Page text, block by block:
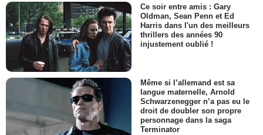
Ce soir entre amis : Gary
Oldman, Sean Penn et Ed
Harris dans l'un des meilleurs
thrillers des années 90
injustement oublié !
Même si l’allemand est sa
langue maternelle, Arnold
Schwarzenegger n’a pas eu le
droit de doubler son propre
personnage dans la saga
Terminator